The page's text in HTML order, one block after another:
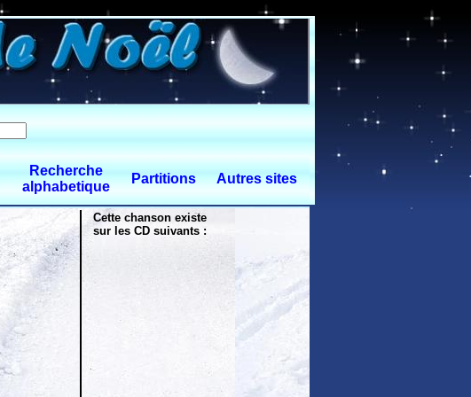
Recherche
alphabetique
Partitions Autres sites
Cette chanson existe
sur les CD suivants :